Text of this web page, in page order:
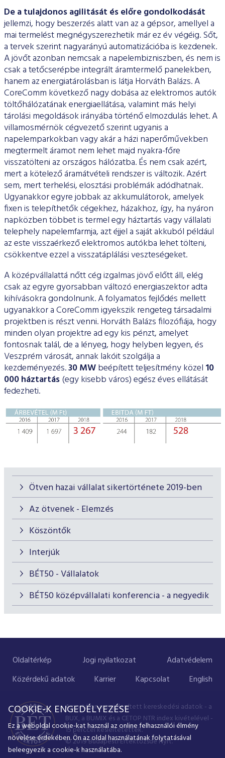
Ötven hazai vállalat sikertörténete 2019-ben
Az ötvenek - Elemzés
Köszöntők
Interjúk
BÉT50 - Vállalatok
BÉT50 középvállalati konferencia - a negyedik
De a tulajdonos agilitását és előre gondolkodását
jellem­zi, hogy beszerzés alatt van az a gépsor, amellyel a
mai terme­lést megnégyszerezhetik már ez év végéig. Sőt,
a tervek szerint nagyarányú automatizációba is kezdenek.
A jövőt azonban nem­csak a napelembizniszben, és nem is
csak a tetőcserépbe integ­rált áramtermelő panelekben,
hanem az energiatárolásban is látja Horváth Balázs. A
CoreComm következő nagy dobása az elekt­romos autók
töltőhálózatának energiaellátása, valamint más he­lyi
tárolási megoldások irányába történő elmozdulás lehet. A
vil­lamosmérnök cégvezető szerint ugyanis a
napelemparkokban vagy akár a házi naperőművekben
megtermelt áramot nem le­het majd nyakra-főre
visszatölteni az országos hálózatba. És nem csak azért,
mert a kötelező áramátvételi rendszer is változik. Azért
sem, mert terhelési, elosztási problémák adódhatnak.
Ugyanak­kor egyre jobbak az akkumulátorok, amelyek
fixen is telepíthetők cégekhez, házakhoz, így, ha nyáron
napközben többet is termel egy háztartás vagy vállalati
telephely napelemfarmja, azt éjjel a saját akkuból például
az este visszaérkező elektromos autókba le­het tölteni,
csökkentve ezzel a visszatáplálási veszteségeket.
A középvállalattá nőtt cég izgalmas jövő előtt áll, elég
csak az egyre gyorsabban változó energiaszektor adta
kihívásokra gon­dolnunk. A folyamatos fejlődés mellett
ugyanakkor a CoreComm igyekszik rengeteg társadalmi
projektben is részt venni. Horváth Balázs filozófiája, hogy
minden olyan projektre ad egy kis pénzt, amelyet
fontosnak talál, de a lényeg, hogy helyben legyen, és
Veszprém városát, annak lakóit szolgálja a
kezdeményezés.30 MWbeépített teljesítmény közel 10
000 háztartás(egy kisebb város) egész éves ellátását
fedezheti.
Oldaltérkép Jogi nyilatkozat
Adatvédelem
Közérdekű adatok
Karrier Kapcsolat English
A portálon megjelenített kereskedési adatok - a
BUX, a BUMIX és a CETOP NTR index kivételével -
15 perccel késleltetettek.
© 2019 Budapesti Értéktőzsde Nyrt.
COOKIE-K ENGEDÉLYEZÉSE
Ez a weboldal cookie-kat használ az online felhasználói élmény
növelése érdekében. Ön az oldal használatának folytatásával
beleegyezik a cookie-k használatába.